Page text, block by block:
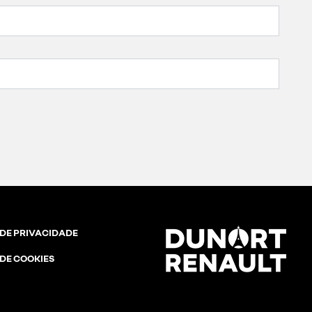
PRIVACIDADE
COOKIES